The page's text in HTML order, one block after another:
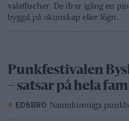
valaffischer. De drar igång en
byggd på okunskap eller lögn.
Punkfestivalen
– satsar på hela
EDSBRO Namnkunniga